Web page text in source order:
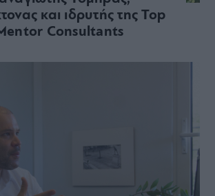
και ιδρυτής της Top
Consultants